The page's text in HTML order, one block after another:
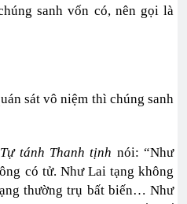
sanh vốn có, nên gọi là
sát vô niệm thì chúng sanh
Tự tánh Thanh tịnh nói: “Như
có tử. Như Lai tạng không
thường trụ bất biến… Như